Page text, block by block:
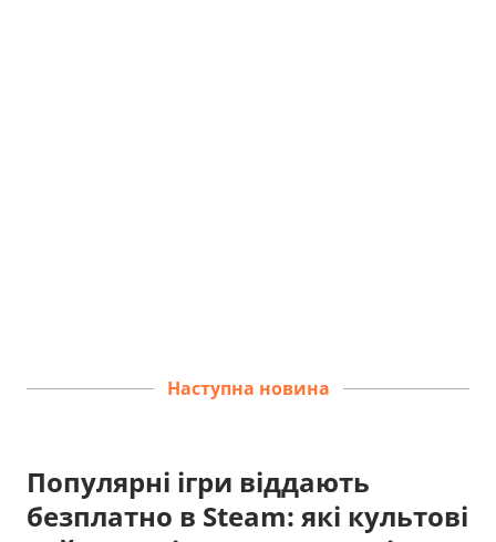
Наступна новина
Популярні ігри віддають
безплатно в Steam: які культові